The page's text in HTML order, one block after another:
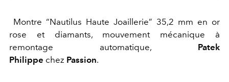
Montre “Nautilus Haute Joaillerie” 35,2 mm en or
rose et diamants, mouvement mécanique à
remontage automatique, Patek
Philippe chez Passion.